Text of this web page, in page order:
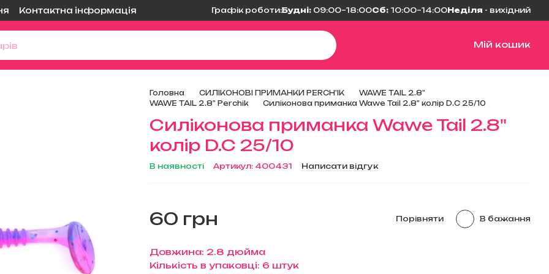
Контактна інформація Графік роботи:Будні: 09:00–18:00Сб: 10:00–14:00Неділя - вихідний
Мій кошик
Головна СИЛІКОНОВІ ПРИМАНКИ PERCH'IK
WAWE TAIL 2.8"
WAWE TAIL 2.8" Perchik
Силіконова приманка Wawe Tail 2.8" колір D.C 25/10
Силіконова приманка Wawe Tail 2.8"
колір D.C 25/10
В наявності Артикул: 400431 Написати відгук
60 грн Порівняти В бажання
Довжина: 2.8 дюйма
Кількість в упаковці: 6 штук